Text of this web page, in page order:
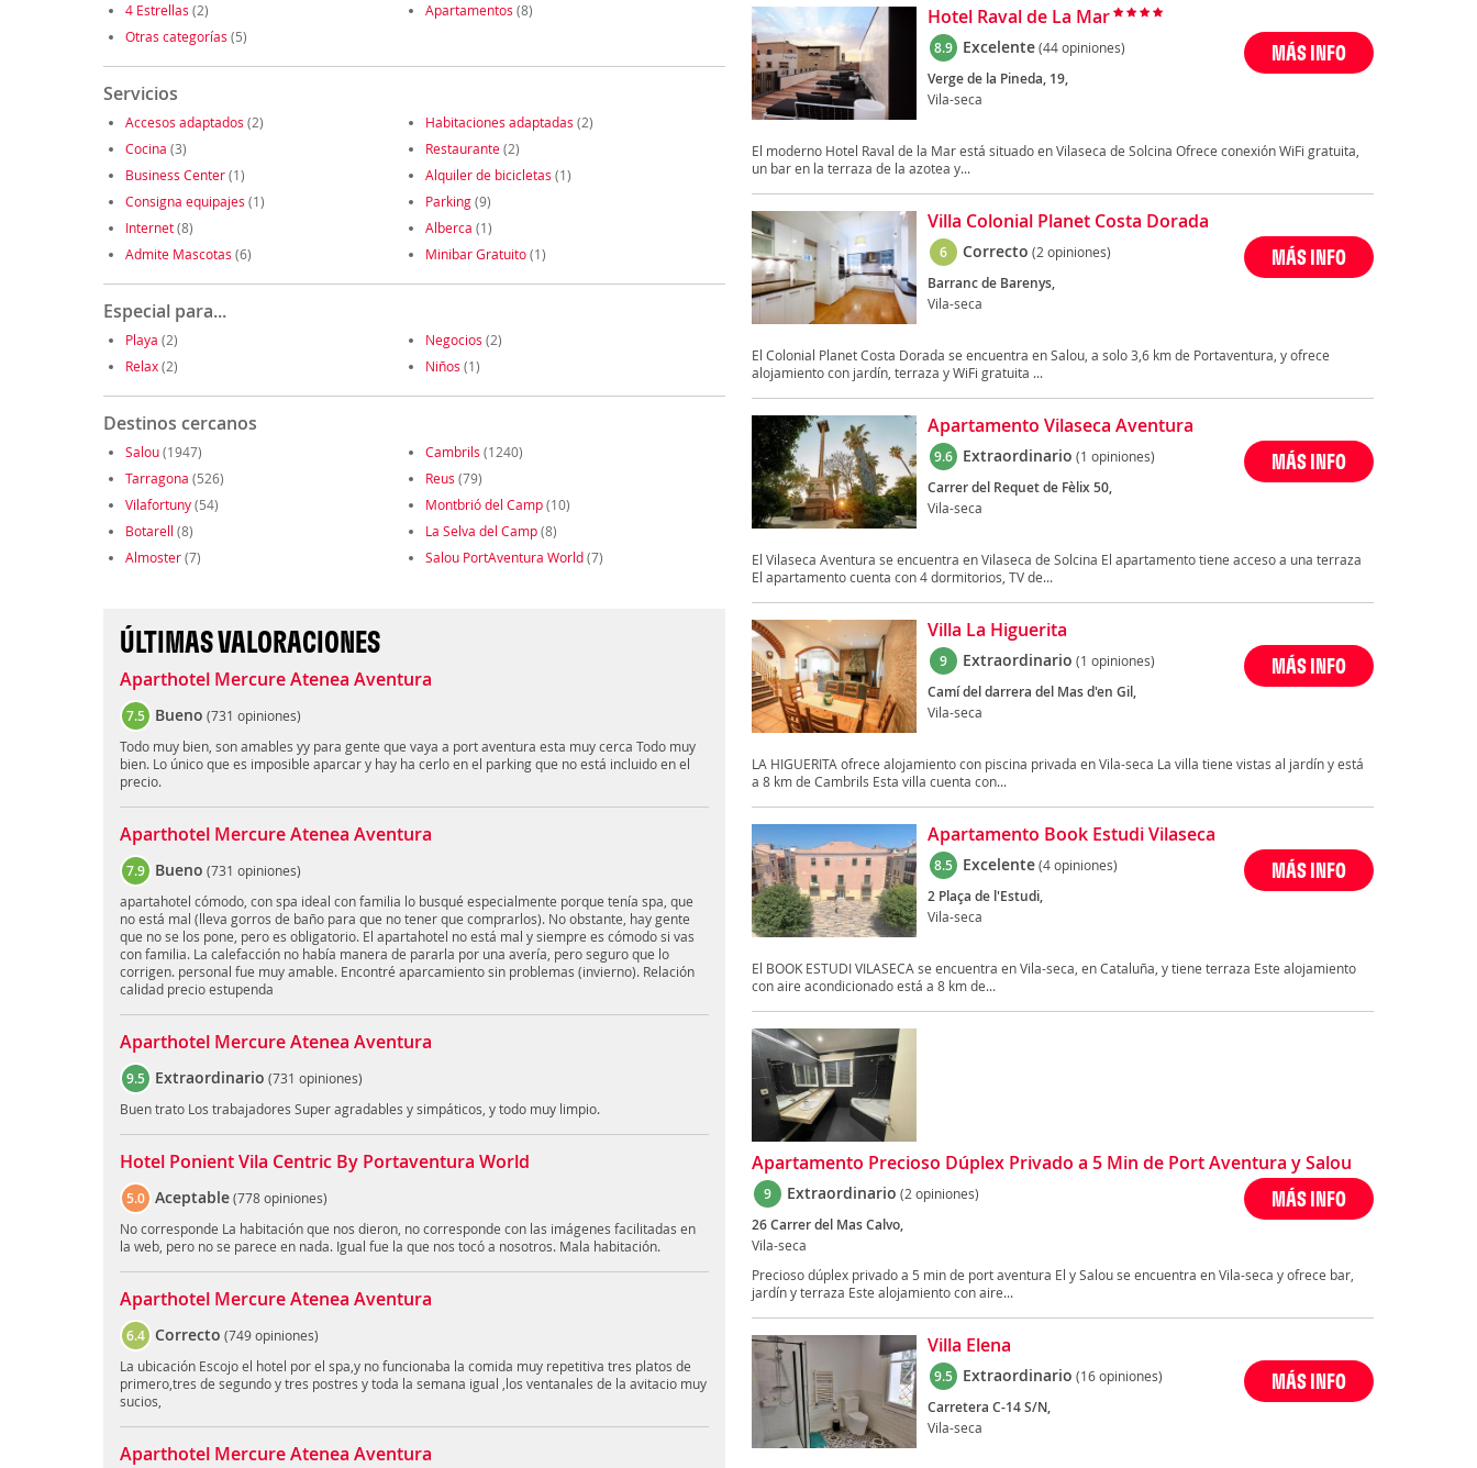
4 Estrellas (2) Apartamentos (8)
Otras categorías (5)
Servicios
Accesos adaptados (2) Habitaciones adaptadas (2)
Cocina (3) Restaurante(2)
Business Center(1) Alquiler de bicicletas (1)
Consigna equipajes (1) Parking(9)
Internet(8) Alberca (1)
Admite Mascotas (6) Minibar Gratuito(1)
Especial para...
Playa (2) Negocios (2)
Relax(2) Niños (1)
Destinos cercanos
Salou(1947) Cambrils (1240)
Tarragona (526) Reus (79)
Vilafortuny(54) Montbrió del Camp(10)
Botarell (8) La Selva del Camp(8)
Almoster(7) Salou PortAventura World(7)
ÚLTIMAS VALORACIONES
Aparthotel Mercure Atenea Aventura
7.5 Bueno (731 opiniones)
Todo muy bien, son amables yy para gente que vaya a port aventura esta muy cerca Todo muy
bien. Lo único que es imposible aparcar y hay ha cerlo en el parking que no está incluido en el
precio.
Aparthotel Mercure Atenea Aventura
7.9 Bueno (731 opiniones)
apartahotel cómodo, con spa ideal con familia lo busqué especialmente porque tenía spa, que
no está mal (lleva gorros de baño para que no tener que comprarlos). No obstante, hay gente
que no se los pone, pero es obligatorio. El apartahotel no está mal y siempre es cómodo si vas
con familia. La calefacción no había manera de pararla por una avería, pero seguro que lo
corrigen. personal fue muy amable. Encontré aparcamiento sin problemas (invierno). Relación
calidad precio estupenda
Aparthotel Mercure Atenea Aventura
9.5 Extraordinario (731 opiniones)
Buen trato Los trabajadores Super agradables y simpáticos, y todo muy limpio.
Hotel Ponient Vila Centric By Portaventura World
5.0 Aceptable(778 opiniones)
No corresponde La habitación que nos dieron, no corresponde con las imágenes facilitadas en
la web, pero no se parece en nada. Igual fue la que nos tocó a nosotros. Mala habitación.
Aparthotel Mercure Atenea Aventura
6.4 Correcto (749 opiniones)
La ubicación Escojo el hotel por el spa,y no funcionaba la comida muy repetitiva tres platos de
primero,tres de segundo y tres postres y toda la semana igual ,los ventanales de la avitacio muy
sucios,
Aparthotel Mercure Atenea Aventura
Hotel Raval de La Mar
8.9 Excelente(44 opiniones)
Verge de la Pineda, 19,
Vila-seca
MÁS INFO
El moderno Hotel Raval de la Mar está situado en Vilaseca de Solcina Ofrece conexión WiFi gratuita,
un bar en la terraza de la azotea y...
Villa Colonial Planet Costa Dorada
6 Correcto (2 opiniones)
Barranc de Barenys,
Vila-seca
MÁS INFO
El Colonial Planet Costa Dorada se encuentra en Salou, a solo 3,6 km de Portaventura, y ofrece
alojamiento con jardín, terraza y WiFi gratuita ...
Apartamento Vilaseca Aventura
9.6 Extraordinario (1 opiniones)
Carrer del Requet de Fèlix 50,
Vila-seca
MÁS INFO
El Vilaseca Aventura se encuentra en Vilaseca de Solcina El apartamento tiene acceso a una terraza
El apartamento cuenta con 4 dormitorios, TV de...
Villa La Higuerita
9 Extraordinario (1 opiniones)
Camí del darrera del Mas d'en Gil,
Vila-seca
MÁS INFO
LA HIGUERITA ofrece alojamiento con piscina privada en Vila-seca La villa tiene vistas al jardín y está
a 8 km de Cambrils Esta villa cuenta con...
Apartamento Book Estudi Vilaseca
8.5 Excelente(4 opiniones)
2 Plaça de l'Estudi,
Vila-seca
MÁS INFO
El BOOK ESTUDI VILASECA se encuentra en Vila-seca, en Cataluña, y tiene terraza Este alojamiento
con aire acondicionado está a 8 km de...
Apartamento Precioso Dúplex Privado a 5 Min de Port Aventura y Salou
9 Extraordinario (2 opiniones)
26 Carrer del Mas Calvo,
Vila-seca
MÁS INFO
Precioso dúplex privado a 5 min de port aventura El y Salou se encuentra en Vila-seca y ofrece bar,
jardín y terraza Este alojamiento con aire...
Villa Elena
9.5 Extraordinario (16 opiniones)
Carretera C-14 S/N,
Vila-seca
MÁS INFO